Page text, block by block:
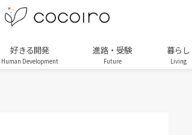
好きる開発
Human Development
進路・受験
Future
暮らし
Living